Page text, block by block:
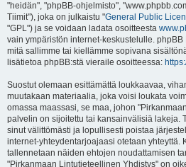
"heidän", "phpBB-ohjelmisto",
Tiimit"), joka on julkaistu "General Public
"GPL") ja se voidaan ladata osoitteesta
vain ympäristön internet-keskustelulle.
mitä sallimme tai kiellämme sopivana
lisätietoa phpBB:stä vieraile osoitteessa:
Suostut olemaan esittämättä loukkaavaa,
muutakaan materiaalia, joka voisi loukata
omassa maassasi, se maa, johon
palvelin on sijoitettu tai kansainvälisiä lakeja.
sinut välittömästi ja lopullisesti poistaa
internet-yhteydentarjoajaasi otetaan yhteyttä.
tallennetaan näiden ehtojen noudattamisen
"Pirkanmaan Lintutieteellinen Yhdistys" on